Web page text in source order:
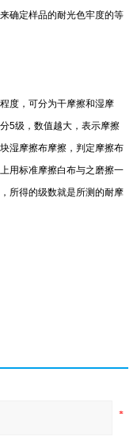
确定样品的耐光色牢度的等
度，可分为干摩擦和湿摩
5级，数值越大，表示摩擦
湿摩擦布摩擦，判定摩擦布
用标准摩擦白布与之磨擦一
所得的级数就是所测的耐摩